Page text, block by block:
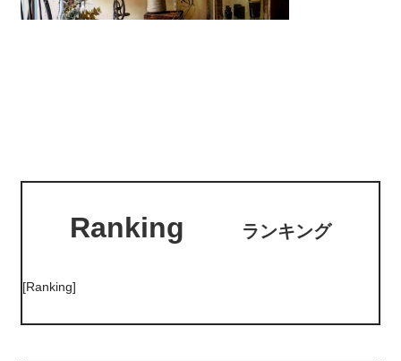
Ranking ランキング
[Ranking]